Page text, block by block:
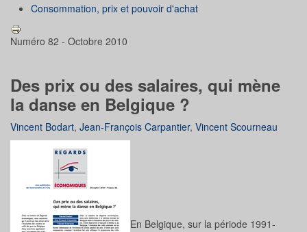
Consommation, prix et pouvoir d'achat
Numéro 82 - Octobre 2010
Des prix ou des salaires, qui mène
la danse en Belgique ?
Vincent Bodart, Jean-François Carpantier, Vincent Scourneau
En Belgique, sur la période 1991-